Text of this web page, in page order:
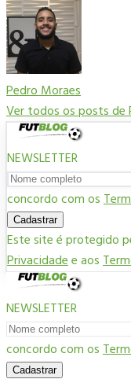
Pedro Moraes
Ver todos os posts de
NEWSLETTER
concordo com os
Cadastrar
Este site é protegido
Privacidadee aos
NEWSLETTER
concordo com os
Cadastrar